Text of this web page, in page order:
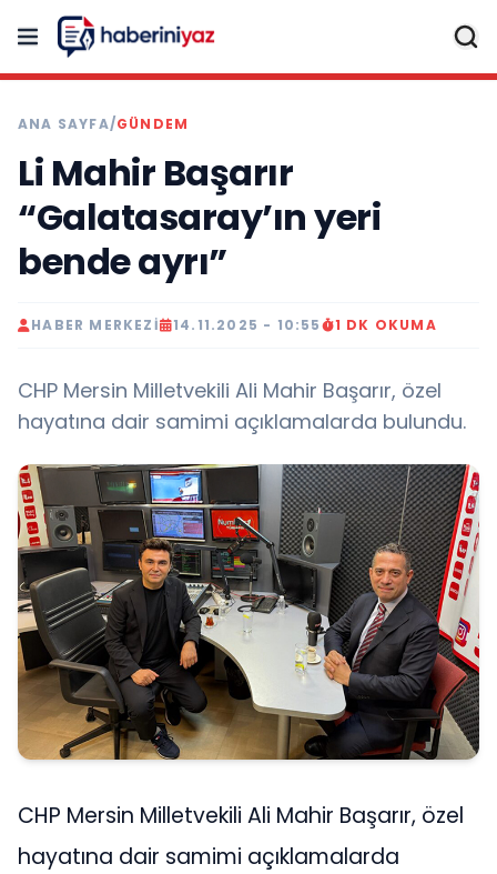
ANA SAYFA/GÜNDEM
Li Mahir Başarır
“Galatasaray’ın yeri
bende ayrı”
HABER MERKEZI 14.11.2025 - 10:55 1 DK OKUMA
CHP Mersin Milletvekili Ali Mahir Başarır, özel
hayatına dair samimi açıklamalarda bulundu.
CHP Mersin Milletvekili Ali Mahir Başarır, özel
hayatına dair samimi açıklamalarda